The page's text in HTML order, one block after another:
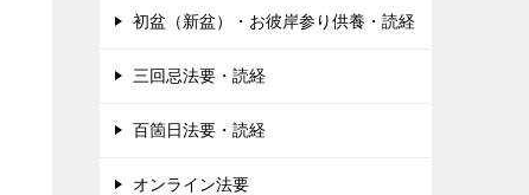
初盆（新盆）・お彼岸参り供養・読経
三回忌法要・読経
百箇日法要・読経
オンライン法要